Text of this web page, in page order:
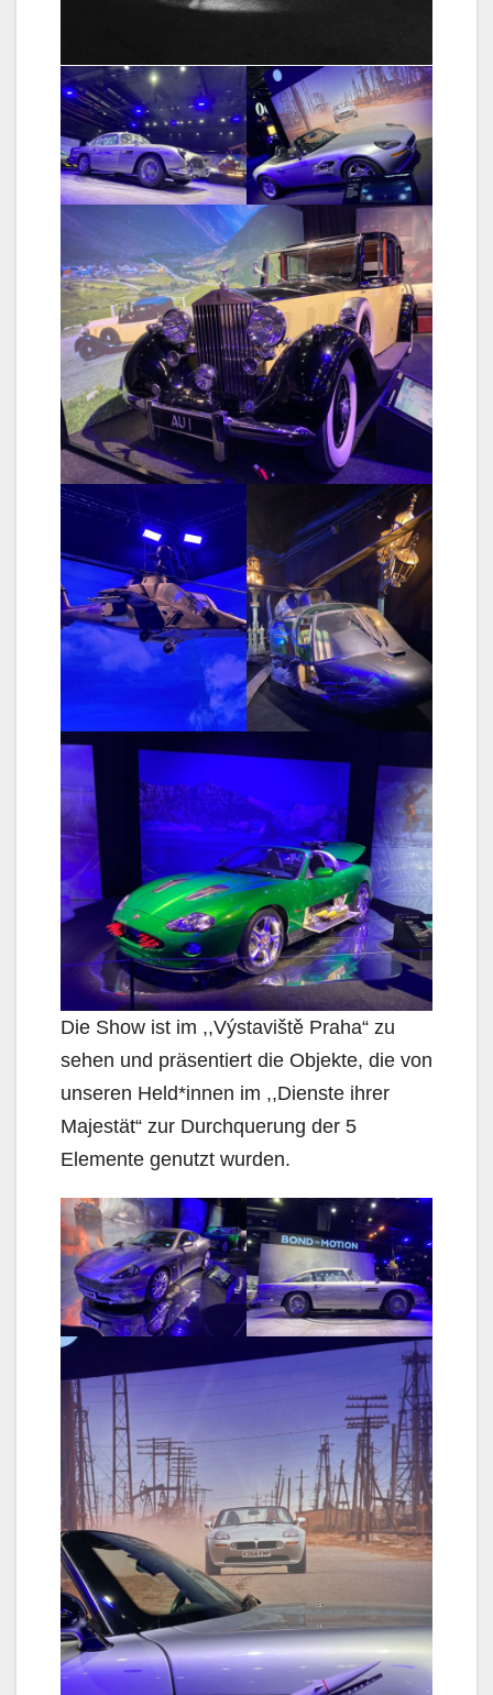
Die Show ist im ,,Výstaviště Praha“ zu
sehen und präsentiert die Objekte, die von
unseren Held*innen im ,,Dienste ihrer
Majestät“ zur Durchquerung der 5
Elemente genutzt wurden.